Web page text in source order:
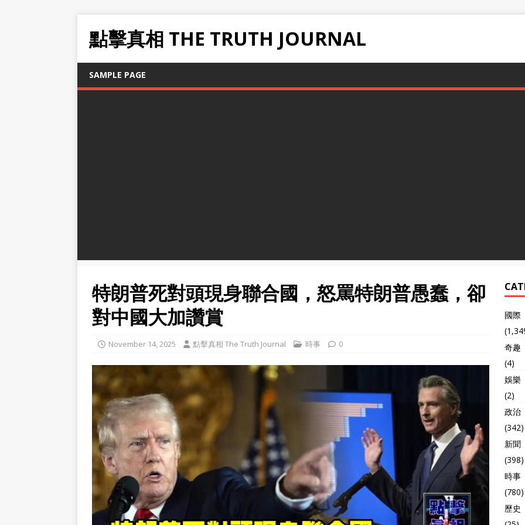
點擊真相 THE TRUTH JOURNAL
SAMPLE PAGE
特朗普死對頭現身聯合國，怒罵特朗普愚蠢，卻
對中國大加讚賞
November 14, 2025 點擊真相 The Truth Journal 時事 0
國際
奇趣
(4)
娛樂
(2)
政治
(342)
新聞
(398)
時事
(780)
歷史